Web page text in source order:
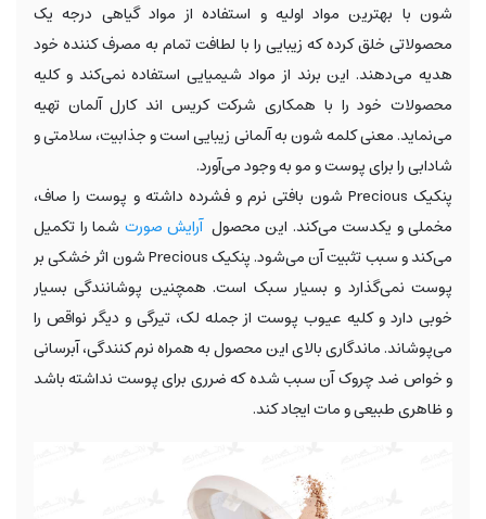
شون با بهترین مواد اولیه و استفاده از مواد گیاهی درجه یک
محصولاتی خلق کرده که زیبایی را با لطافت تمام به مصرف کننده خود
هدیه می‌دهند. این برند از مواد شیمیایی استفاده نمی‌کند و کلیه
محصولات خود را با همکاری شرکت کریس اند کارل آلمان تهیه
می‌نماید. معنی کلمه شون به آلمانی زیبایی است و جذابیت، سلامتی و
شادابی را برای پوست و مو به وجود می‌آورد.
پنکیک Precious شون بافتی نرم و فشرده داشته و پوست را صاف،
مخملی و یکدست می‌کند. این محصولآرایش صورت شما را تکمیل
می‌کند و سبب تثبیت آن می‌شود. پنکیک Precious شون اثر خشکی بر
پوست نمی‌گذارد و بسیار سبک است. همچنین پوشانندگی بسیار
خوبی دارد و کلیه عیوب پوست از جمله لک، تیرگی و دیگر نواقص را
می‌پوشاند. ماندگاری بالای این محصول به همراه نرم کنندگی، آبرسانی
و خواص ضد چروک آن سبب شده که ضرری برای پوست نداشته باشد
و ظاهری طبیعی و مات ایجاد کند.